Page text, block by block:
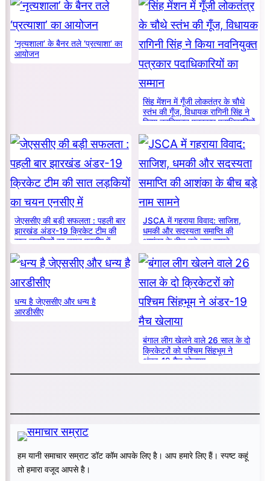
‘नृत्यशाला’ के बैनर तले ‘प्रत्याशा’ का
आयोजन
सिंह मेंशन में गूँजी लोकतंत्र के चौथे
स्तंभ की गूँज, विधायक रागिनी सिंह ने
किया नवनियुक्त पत्रकार पदाधिकारियों
का सम्मान
जेएससीए की बड़ी सफलता : पहली बार
झारखंड अंडर-19 क्रिकेट टीम की
सात लड़कियों का चयन एनसीए में
JSCA में गहराया विवाद: साजिश,
धमकी और सदस्यता समाप्ति की
आशंका के बीच बड़े नाम सामने
धन्य है जेएससीए और धन्य है
आरडीसीए
बंगाल लीग खेलने वाले 26 साल के दो
क्रिकेटरों को पश्चिम सिंहभूम ने
अंडर-19 मैच खेलाया
हम यानी समाचार सम्राट डॉट कॉम आपके लिए है। आप हमारे लिए हैं। स्पष्ट कहूं
तो हमारा वजूद आपसे है।